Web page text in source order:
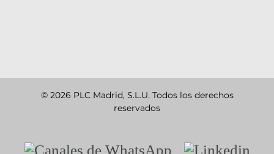
© 2026 PLC Madrid, S.L.U. Todos los derechos
reservados
Canales Linkedin